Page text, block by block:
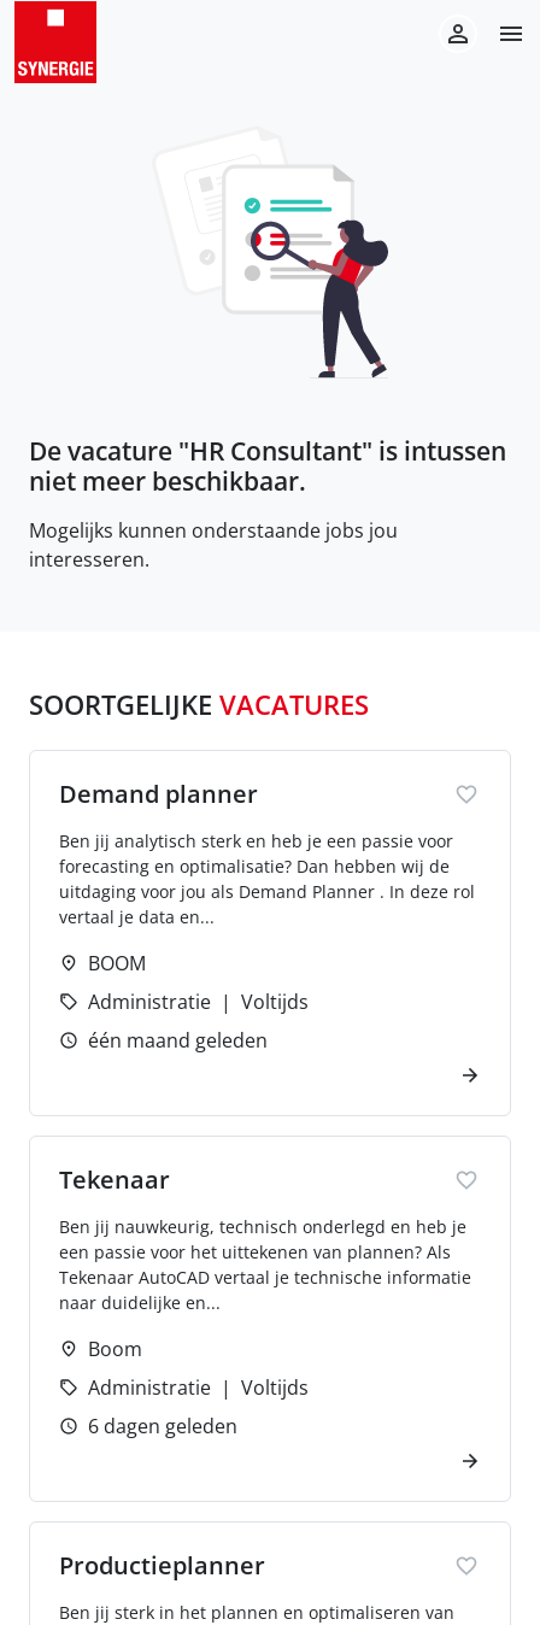
De vacature "HR Consultant" is intussen
niet meer beschikbaar.
Mogelijks kunnen onderstaande jobs jou
interesseren.
SOORTGELIJKE VACATURES
Demand planner
Ben jij analytisch sterk en heb je een passie voor
forecasting en optimalisatie? Dan hebben wij de
uitdaging voor jou als Demand Planner . In deze rol
vertaal je data en...
BOOM
Administratie
Voltijds
één maand geleden
Tekenaar
Ben jij nauwkeurig, technisch onderlegd en heb je
een passie voor het uittekenen van plannen? Als
Tekenaar AutoCAD vertaal je technische informatie
naar duidelijke en...
Boom
Administratie
Voltijds
6 dagen geleden
Productieplanner
Ben jij sterk in het plannen en optimaliseren van